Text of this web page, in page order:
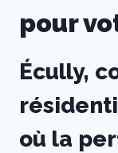
pour
Écully,
où la